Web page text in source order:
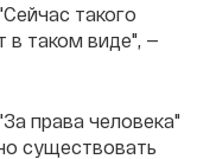
такого
в таком виде", —
права человека"
существовать